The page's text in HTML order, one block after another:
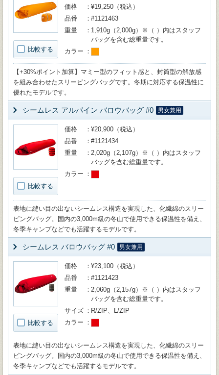
比較する
価格
¥19,250（税込）
品番
#1121463
重量
1,910g（2,000g）※（ ）内はスタッフ
バッグを含む総重量です。
カラー
【+30%ポイント加算】マミー型のフィット感と、封筒型の解放感
を組み合わせたスリーピングバッグです。冬期に対応する保温性に
優れたモデルです。
シームレス アルパイン バロウバッグ #0 男女兼用
比較する
価格
¥20,900（税込）
品番
#1121434
重量
2,020g（2,107g）※（ ）内はスタッフ
バッグを含む総重量です。
カラー
表地に縫い目の出ないシームレス構造を実現した、化繊綿のスリー
ピングバッグ。国内の3,000m級の冬山で使用できる保温性を備え、
冬季キャンプなどでも活躍するモデルです。
シームレス バロウバッグ #0 男女兼用
比較する
価格
¥23,100（税込）
品番
#1121423
重量
2,060g（2,157g）※（ ）内はスタッフ
バッグを含む総重量です。
サイズ
R/ZIP、L/ZIP
カラー
表地に縫い目の出ないシームレス構造を実現した、化繊綿のスリー
ピングバッグ。国内の3,000m級の冬山で使用できる保温性を備え、
冬季キャンプなどでも活躍するモデルです。